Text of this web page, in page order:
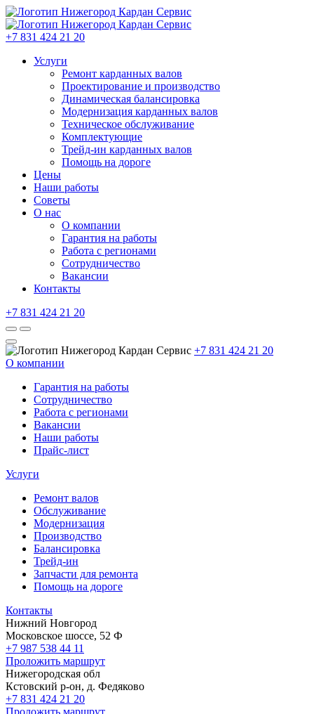
+7 831 424 21 20
Услуги
Ремонт карданных валов
Проектирование и производство
Динамическая балансировка
Модернизация карданных валов
Техническое обслуживание
Комплектующие
Трейд-ин карданных валов
Помощь на дороге
Цены
Наши работы
Советы
О нас
О компании
Гарантия на работы
Работа с регионами
Сотрудничество
Вакансии
Контакты
+7 831 424 21 20
+7 831 424 21 20
О компании
Гарантия на работы
Сотрудничество
Работа с регионами
Вакансии
Наши работы
Прайс-лист
Услуги
Ремонт валов
Обслуживание
Модернизация
Производство
Балансировка
Трейд-ин
Запчасти для ремонта
Помощь на дороге
Контакты
Нижний Новгород
Московское шоссе, 52 Ф
+7 987 538 44 11
Проложить маршрут
Нижегородская обл
Кстовский р-он, д. Федяково
+7 831 424 21 20
Проложить маршрут